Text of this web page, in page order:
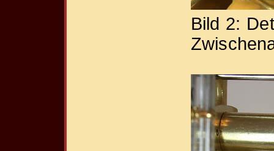
Bild 2: